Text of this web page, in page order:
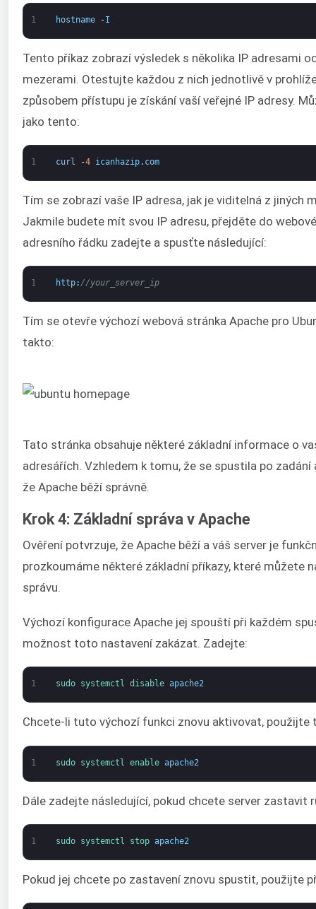
1 hostname -I
Tento příkaz zobrazí výsledek s několika IP adresami
mezerami. Otestujte každou z nich jednotlivě v
způsobem přístupu je získání vaší veřejné IP adresy.
jako tento:
1 curl -4 icanhazip. com
Tím se zobrazí vaše IP adresa, jak je viditelná z jiných
Jakmile budete mít svou IP adresu, přejděte do
adresního řádku zadejte a spusťte následující:
1 http: //your_server_ip
Tím se otevře výchozí webová stránka Apache pro
takto:
Tato stránka obsahuje některé základní informace o
adresářích. Vzhledem k tomu, že se spustila po zadání
že Apache běží správně.
Krok 4: Základní správa v Apache
Ověření potvrzuje, že Apache běží a váš server je
prozkoumáme některé základní příkazy, které můžete
správu.
Výchozí konfigurace Apache jej spouští při každém
možnost toto nastavení zakázat. Zadejte:
1 sudo systemctl disable apache2
Chcete-li tuto výchozí funkci znovu aktivovat, použijte
1 sudo systemctl enable apache2
Dále zadejte následující, pokud chcete server zastavit
1 sudo systemctl stop apache2
Pokud jej chcete po zastavení znovu spustit, použijte